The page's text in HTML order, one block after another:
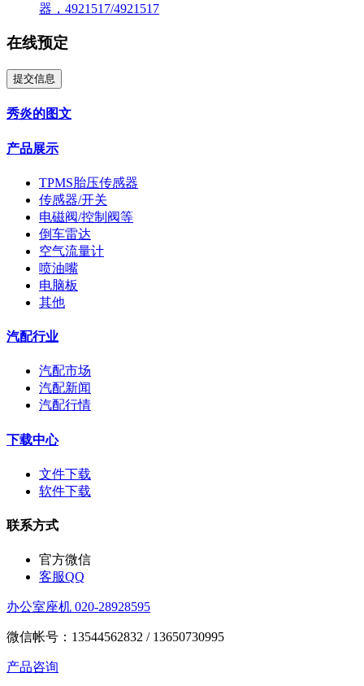
器，4921517/4921517
在线预定
提交信息
秀炎的图文
产品展示
TPMS胎压传感器
传感器/开关
电磁阀/控制阀等
倒车雷达
空气流量计
喷油嘴
电脑板
其他
汽配行业
汽配市场
汽配新闻
汽配行情
下载中心
文件下载
软件下载
联系方式
官方微信
客服QQ
办公室座机 020-28928595
微信帐号：13544562832 / 13650730995
产品咨询